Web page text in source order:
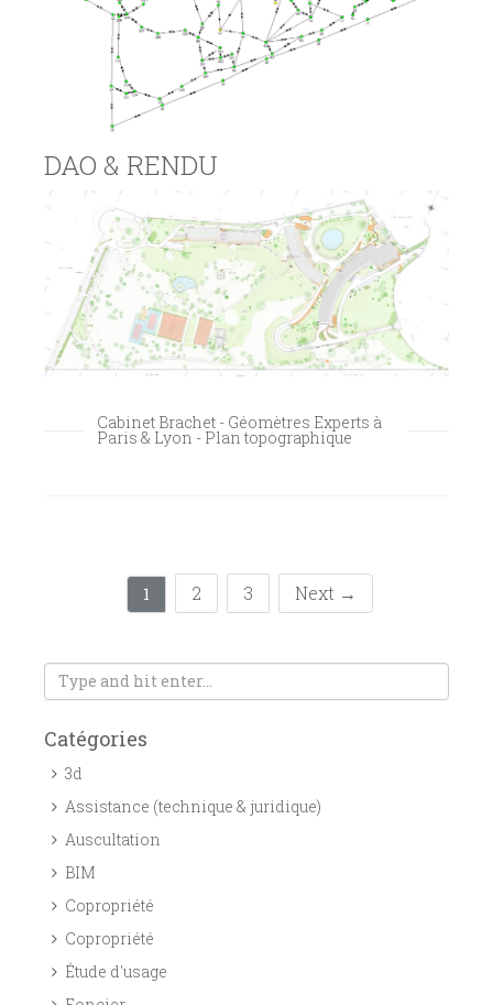
DAO & RENDU
Cabinet Brachet - Géomètres Experts à
Paris & Lyon - Plan topographique
1 2 3 Next →
Catégories
3d
Assistance (technique & juridique)
Auscultation
BIM
Copropriété
Copropriété
Étude d'usage